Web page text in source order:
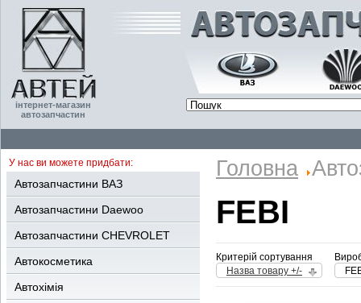
інтернет-магазин
автозапчастин
У нас ви можете придбати:
Автозапчастини ВАЗ
Автозапчастини Daewoo
Автозапчастини CHEVROLET
Автокосметика
Автохімія
Головна
FEBI
Критерій сортування
Назва товару +/-